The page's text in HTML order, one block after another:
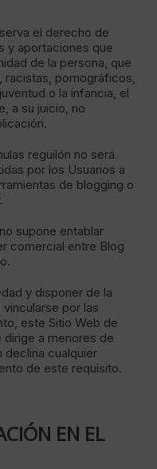
el derecho de
y aportaciones que
de la persona, que
racistas, pornográficos,
o la infancia, el
a su juicio, no
reguilón no será
por los Usuarios a
de blogging o
supone entablar
comercial entre Blog
y disponer de la
por las
este Sitio Web de
dirige a menores de
declina cualquier
de este requisito.
EN EL